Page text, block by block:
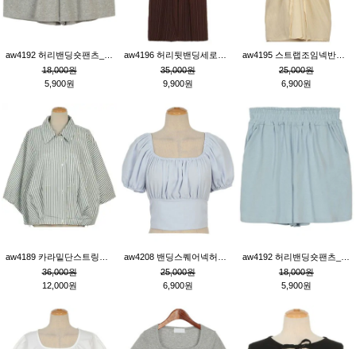
18,000원
5,900원
35,000원
9,900원
25,000원
6,900원
36,000원
12,000원
25,000원
6,900원
18,000원
5,900원